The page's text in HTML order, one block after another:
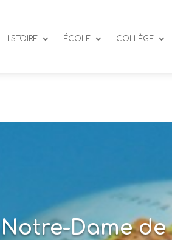
HISTOIRE ÉCOLE COLLÈGE
Notre-Dame